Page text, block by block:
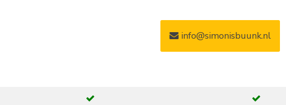
info@simonisbuunk.nl